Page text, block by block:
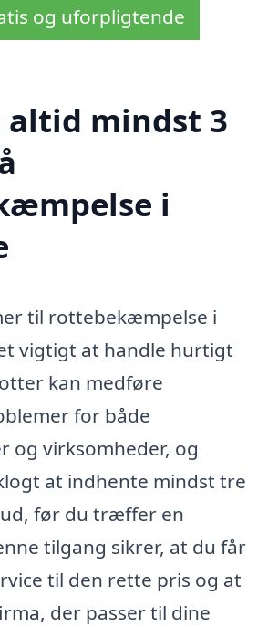
og uforpligtende
mindst 3
i
til rottebekæmpelse i
vigtigt at handle hurtigt
kan medføre
for både
og virksomheder, og
at indhente mindst tre
før du træffer en
tilgang sikrer, at du får
til den rette pris og at
der passer til dine